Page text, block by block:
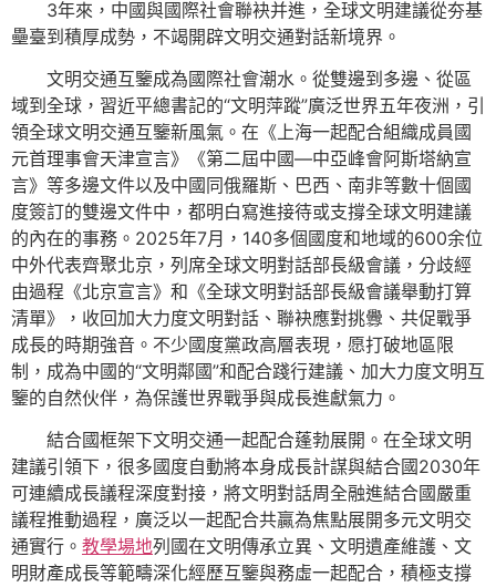
3年來，中國與國際社會聯袂并進，全球文明建議從夯基
壘臺到積厚成勢，不竭開辟文明交通對話新境界。
文明交通互鑒成為國際社會潮水。從雙邊到多邊、從區
域到全球，習近平總書記的“文明萍蹤”廣泛世界五年夜洲，引
領全球文明交通互鑒新風氣。在《上海一起配合組織成員國
元首理事會天津宣言》《第二屆中國—中亞峰會阿斯塔納宣
言》等多邊文件以及中國同俄羅斯、巴西、南非等數十個國
度簽訂的雙邊文件中，都明白寫進接待或支撐全球文明建議
的內在的事務。2025年7月，140多個國度和地域的600余位
中外代表齊聚北京，列席全球文明對話部長級會議，分歧經
由過程《北京宣言》和《全球文明對話部長級會議舉動打算
清單》，收回加大力度文明對話、聯袂應對挑釁、共促戰爭
成長的時期強音。不少國度黨政高層表現，愿打破地區限
制，成為中國的“文明鄰國”和配合踐行建議、加大力度文明互
鑒的自然伙伴，為保護世界戰爭與成長進獻氣力。
結合國框架下文明交通一起配合蓬勃展開。在全球文明
建議引領下，很多國度自動將本身成長計謀與結合國2030年
可連續成長議程深度對接，將文明對話周全融進結合國嚴重
議程推動過程，廣泛以一起配合共贏為焦點展開多元文明交
通實行。 教學場地列國在文明傳承立異、文明遺產維護、文
明財產成長等範疇深化經歷互鑒與務虛一起配合，積極支撐